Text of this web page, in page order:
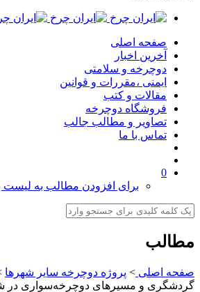
صفحه اصلی
آخرین اخبار
دوچرخه و سلامتی
ایمنی ،مقررات و قوانین
مقالات و کتب
فروشگاه دوچرخه
تصاویر و مطالب جالب
تماس با ما
0
برای افزودن مطالب به لیست
مطالب
صفحه اصلی > پروژه دوچرخه سایر شهرها
گردشگری و مسیرهای دوچرخه‌سواری در